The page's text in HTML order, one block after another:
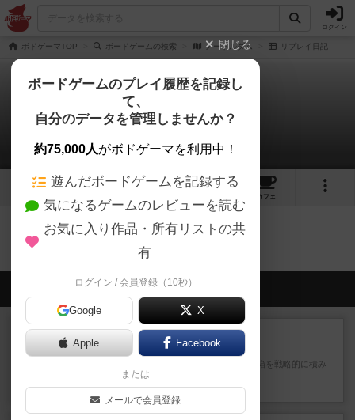
ログイン
ボドゲーマTOP ボードゲームの検索 ノートルダム リプレイ日記
ノートルダム
0件のリプレイ日記
11 8
カフェ
ノートルダムのトップに戻る
会員の新しい投稿
ルール/インスト
マーケットフレッシュ
目的あなたの店先に農産物の木箱を戦略的に積み
重ねて在庫を最大化し、競合...
約4時間前by jurong
閉じる
ボードゲームのプレイ履歴を記録し
て、
自分のデータを管理しませんか？
約75,000人がボドゲーマを利用中！
遊んだボードゲームを記録する
気になるゲームのレビューを読む
お気に入り作品・所有リストの共
有
ログイン / 会員登録（10秒）
Google X
Apple Facebook
または
メールで会員登録